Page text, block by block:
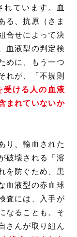
ています。血
る、抗原（さま
合せによって決
血液型の判定検
めに、もう一つ
れが、「不規則
受ける人の血液
まれていないか
り、輸血された
破壊される「溶
を防ぐため、患
血液型の赤血球
査には、入手が
なることも。そ
さんが取り組ん